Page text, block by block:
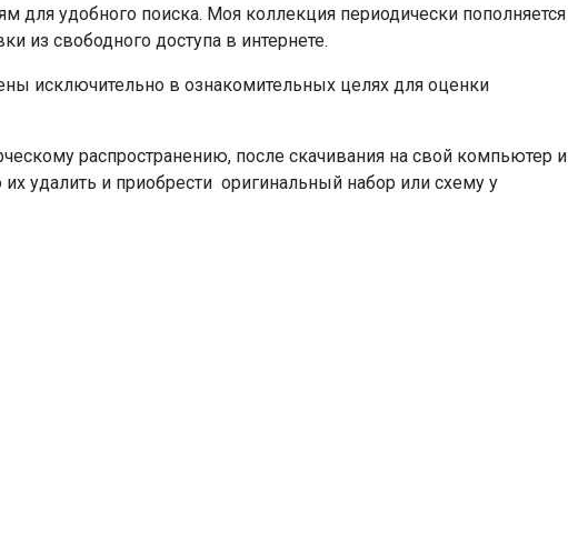
для удобного поиска. Моя коллекция периодически пополняется
из свободного доступа в интернете.
исключительно в ознакомительных целях для оценки
распространению, после скачивания на свой компьютер и
удалить и приобрести оригинальный набор или схему у